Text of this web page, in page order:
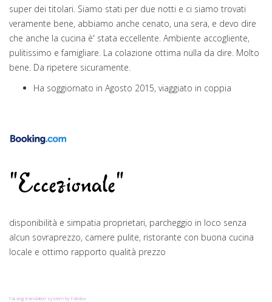
super dei titolari. Siamo stati per due notti e ci siamo trovati
veramente bene, abbiamo anche cenato, una sera, e devo dire
che anche la cucina è' stata eccellente. Ambiente accogliente,
pulitissimo e famigliare. La colazione ottima nulla da dire. Molto
bene. Da ripetere sicuramente.
Ha soggiornato in Agosto 2015, viaggiato in coppia
"Eccezionale"
disponibilità e simpatia proprietari, parcheggio in loco senza
alcun sovraprezzo, camere pulite, ristorante con buona cucina
locale e ottimo rapporto qualità prezzo
FaLang translation system by Faboba